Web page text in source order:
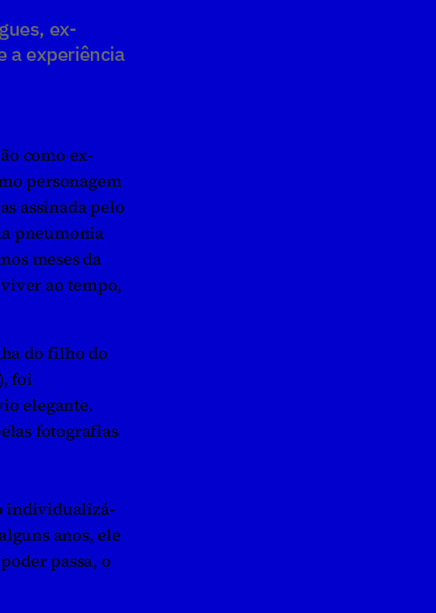
ex-
a experiência
como ex-
personagem
assinada pelo
pneumonia
meses da
ao tempo,
do filho do
foi
elegante.
fotografias
individualizá-
anos, ele
passa, o